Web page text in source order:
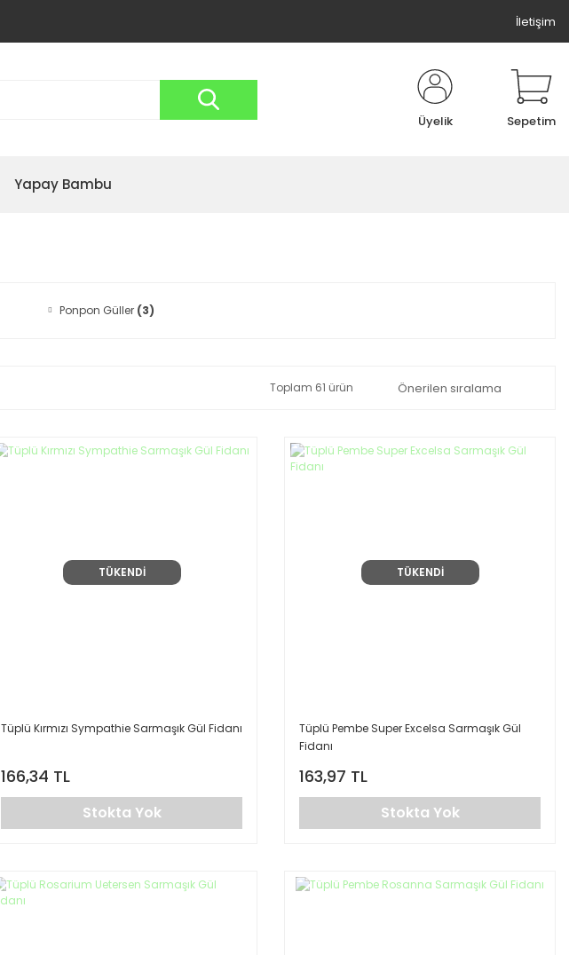
İletişim
Üyelik Sepetim
Yapay Bambu
Ponpon Güller (3)
Toplam 61 ürün
TÜKENDİ
Tüplü Kırmızı Sympathie Sarmaşık Gül Fidanı
166,34 TL
Stokta Yok
TÜKENDİ
Tüplü Pembe Super Excelsa Sarmaşık Gül
Fidanı
163,97 TL
Stokta Yok